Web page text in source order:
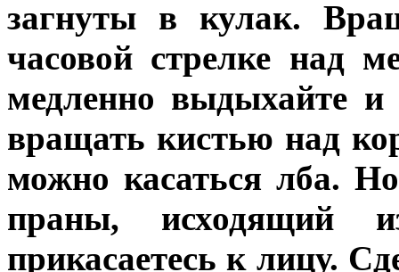
загнуты в кулак.
часовой стрелке над
медленно выдыхайте и
вращать кистью над
можно касаться лба.
праны, исходящий
прикасаетесь к лицу.